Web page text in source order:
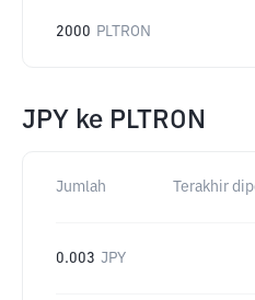
2000 PLTRON
JPY ke PLTRON
Jumlah Terakhir
0.003 JPY